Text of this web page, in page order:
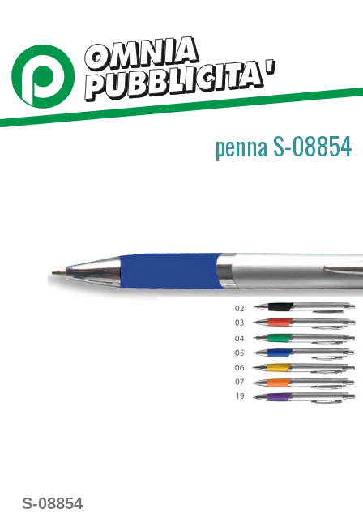
penna S-08854
S-08854